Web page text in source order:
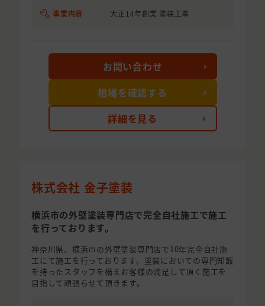
事業内容 大正14年創業 塗装工事
詳細を見る
お問い合わせ
相場を確認する
株式会社 金子塗装
横浜市の外壁塗装専門店で完全自社施工で施工
を行っております。
神奈川県、横浜市の外壁塗装専門店で10年完全自社施
工にて施工を行っております。塗装においての専門知識
を持ったスタッフを構えお客様の満足して頂く施工を
目指して頑張らせて頂きます。